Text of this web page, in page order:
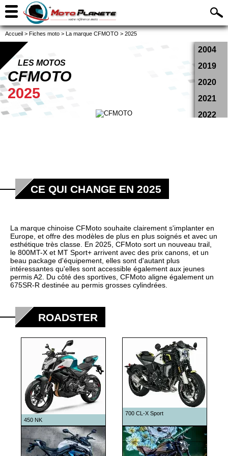
Accueil > Fiches moto > La marque CFMOTO > 2025
2004
2019
2020
2021
2022
LES MOTOS
CFMOTO
2025
CE QUI CHANGE EN 2025
La marque chinoise CFMoto souhaite clairement s'implanter en
Europe, et offre des modèles de plus en plus soignés et avec un
esthétique très classe. En 2025, CFMoto sort un nouveau trail,
le 800MT-X et MT Sport+ arrivent avec des prix canons, et un
beau package d'équipement, elles sont d'autant plus
intéressantes qu'elles sont accessible également aux jeunes
permis A2. Du côté des sportives, CFMoto aligne également un
675SR-R destinée au permis grosses cylindrées.
ROADSTER
450 NK
700 CL-X Sport